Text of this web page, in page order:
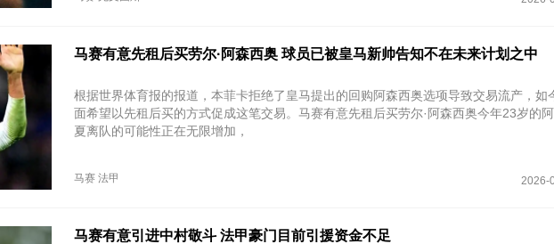
马赛有意先租后买劳尔·阿森西奥 球员已被皇马新帅告知不在未来计划之中
根据世界体育报的报道，本菲卡拒绝了皇马提出的回购阿森西奥选项导致交易流产，如
面希望以先租后买的方式促成这笔交易。马赛有意先租后买劳尔·阿森西奥今年23岁的
夏离队的可能性正在无限增加，
马赛 法甲 2026-
马赛有意引进中村敬斗 法甲豪门目前引援资金不足